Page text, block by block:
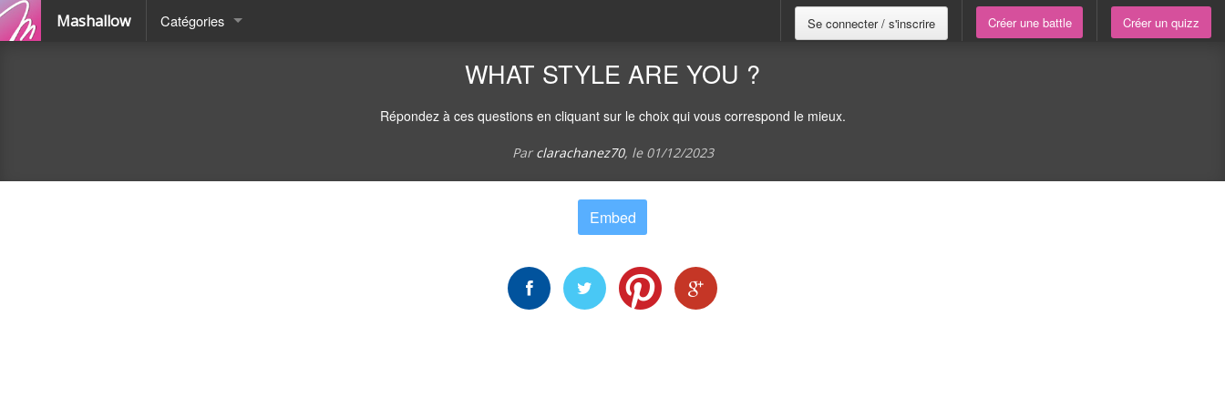
Mashallow Catégories Se connecter / s'inscrire Créer une battle Créer un quizz
WHAT STYLE ARE YOU ?
Répondez à ces questions en cliquant sur le choix qui vous correspond le mieux.
Par clarachanez70, le 01/12/2023
Embed